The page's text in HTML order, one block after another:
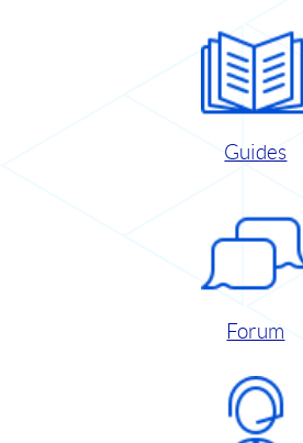
Guides
Forum